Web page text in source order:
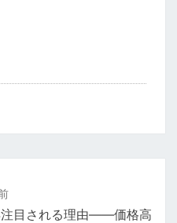
注目される理由――価格高